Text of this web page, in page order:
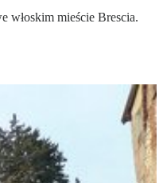
włoskim mieście Brescia.